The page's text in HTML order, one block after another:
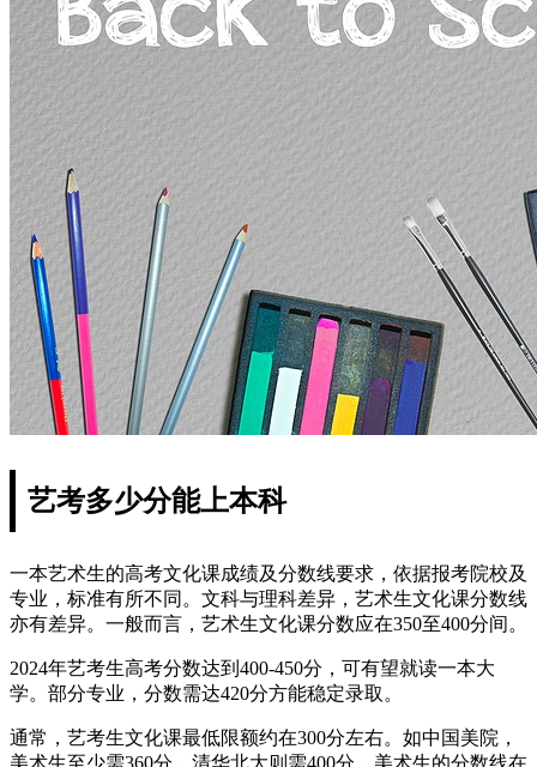
艺考多少分能上本科
一本艺术生的高考文化课成绩及分数线要求，依据报考院校及
专业，标准有所不同。文科与理科差异，艺术生文化课分数线
亦有差异。一般而言，艺术生文化课分数应在350至400分间。
2024年艺考生高考分数达到400-450分，可有望就读一本大
学。部分专业，分数需达420分方能稳定录取。
通常，艺考生文化课最低限额约在300分左右。如中国美院，
美术生至少需360分，清华北大则需400分，美术生的分数线在